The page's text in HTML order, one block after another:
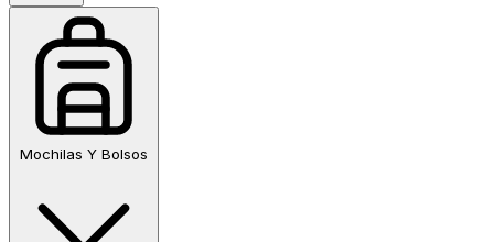
Mochilas Y Bolsos